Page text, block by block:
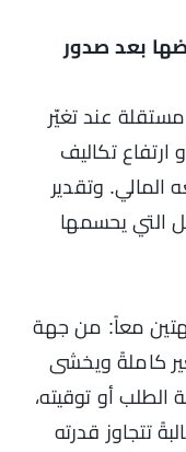
بعد صدور
عند تغيّر
ارتفاع تكاليف
وتقدير
التي يحسمها
معاً: من جهة
كاملةً ويخشى
أو توقيته،
تتجاوز قدرته